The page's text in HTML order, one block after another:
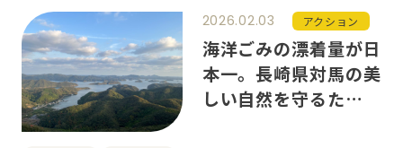
は？
2026.02.03 アクション
海洋ごみの漂着量が日
本一。長崎県対馬の美
しい自然を守るために